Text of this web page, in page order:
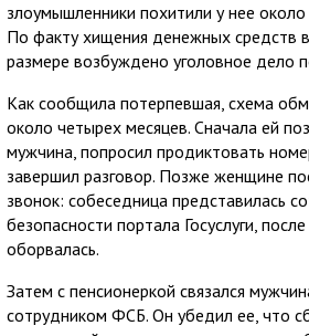
злоумышленники похитили у нее
По факту хищения денежных средств
размере возбуждено уголовное дело
Как сообщила потерпевшая, схема
около четырех месяцев. Сначала ей
мужчина, попросил продиктовать
завершил разговор. Позже женщине
звонок: собеседница представилась
безопасности портала Госуслуги,
оборвалась.
Затем с пенсионеркой связался
сотрудником ФСБ. Он убедил ее, что